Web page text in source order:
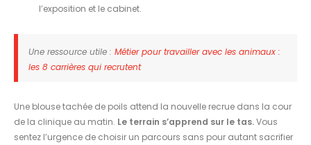
l’exposition et le cabinet.
Une ressource utile : Métier pour travailler avec les animaux :
les 8 carrières qui recrutent
Une blouse tachée de poils attend la nouvelle recrue dans la cour
de la clinique au matin. Le terrain s’apprend sur le tas.Vous
sentez l’urgence de choisir un parcours sans pour autant sacrifier